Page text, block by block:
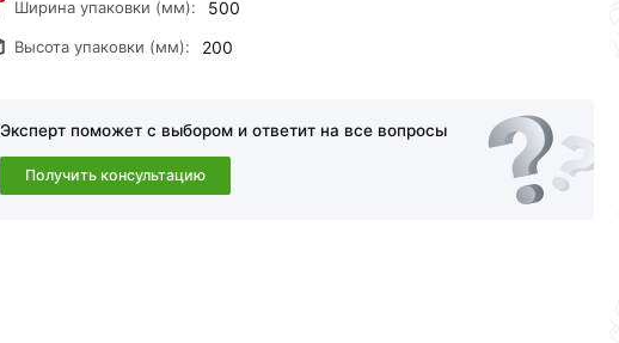
Ширина упаковки (мм): 500
Высота упаковки (мм): 200
Эксперт поможет с выбором и ответит на все вопросы
Получить консультацию